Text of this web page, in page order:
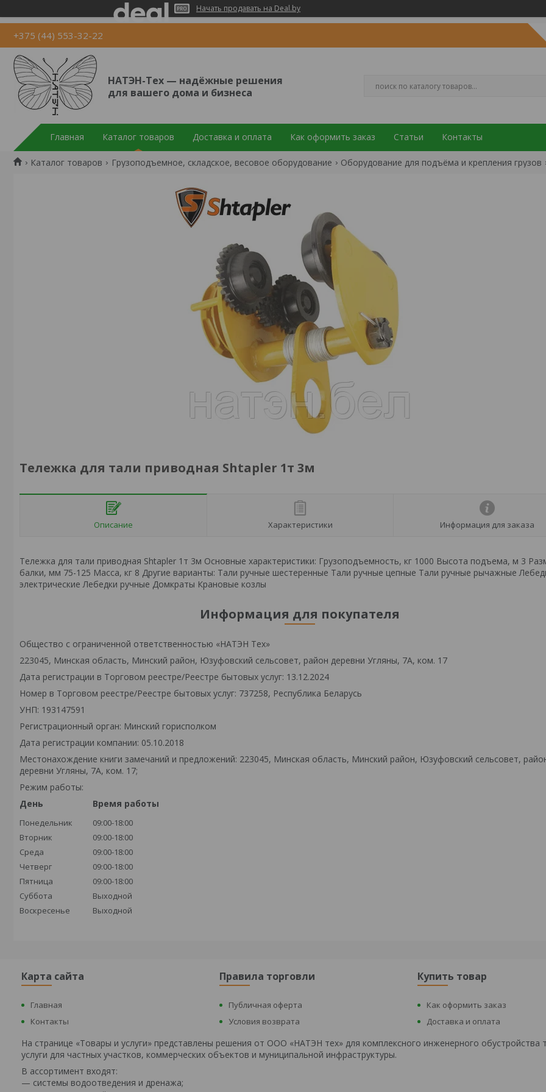
Начать продавать на Deal.by
+375 (44) 553-32-22
НАТЭН-Тех — надёжные решения
для вашего дома и бизнеса
Главная Каталог товаров Доставка и оплата Как оформить заказ Статьи Контакты
Каталог товаров Грузоподъемное, складское, весовое оборудование Оборудование для подъёма и крепления грузов
Тележка для тали приводная Shtapler 1т 3м
Описание Характеристики Информация для заказа
Тележка для тали приводная Shtapler 1т 3м Основные характеристики: Грузоподъемность, кг 1000 Высота подъема, м 3
балки, мм 75-125 Масса, кг 8 Другие варианты: Тали ручные шестеренные Тали ручные цепные Тали ручные рычажные
электрические Лебедки ручные Домкраты Крановые козлы
Информация для покупателя
Общество с ограниченной ответственностью «НАТЭН Тех»
223045, Минская область, Минский район, Юзуфовский сельсовет, район деревни Угляны, 7А, ком. 17
Дата регистрации в Торговом реестре/Реестре бытовых услуг: 13.12.2024
Номер в Торговом реестре/Реестре бытовых услуг: 737258, Республика Беларусь
УНП: 193147591
Регистрационный орган: Минский горисполком
Дата регистрации компании: 05.10.2018
Местонахождение книги замечаний и предложений: 223045, Минская область, Минский район, Юзуфовский сельсовет,
деревни Угляны, 7А, ком. 17;
Режим работы:
День
Время работы
Понедельник
09:00-18:00
Вторник
09:00-18:00
Среда
09:00-18:00
Четверг
09:00-18:00
Пятница
09:00-18:00
Суббота
Выходной
Воскресенье
Выходной
Карта сайта
Главная
Контакты
Правила торговли
Публичная оферта
Условия возврата
Купить товар
Как оформить заказ
Доставка и оплата
На странице «Товары и услуги» представлены решения от ООО «НАТЭН тех» для комплексного инженерного
услуги для частных участков, коммерческих объектов и муниципальной инфраструктуры.
В ассортимент входят:
— системы водоотведения и дренажа;